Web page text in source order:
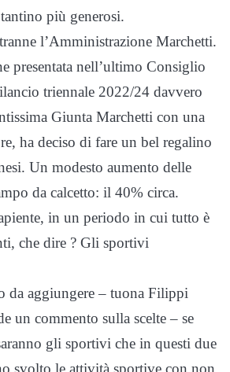
più generosi.
l’Amministrazione Marchetti.
presentata nell’ultimo Consiglio
triennale 2022/24 davvero
Giunta Marchetti con una
ha deciso di fare un bel regalino
Un modesto aumento delle
da calcetto: il 40% circa.
in un periodo in cui tutto è
che dire ? Gli sportivi
da aggiungere – tuona Filippi
un commento sulla scelte – se
gli sportivi che in questi due
svolto le attività sportive con non